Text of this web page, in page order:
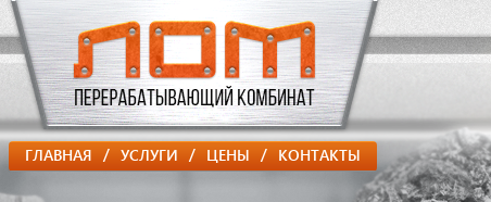
ГЛАВНАЯ / УСЛУГИ / ЦЕНЫ / КОНТАКТЫ